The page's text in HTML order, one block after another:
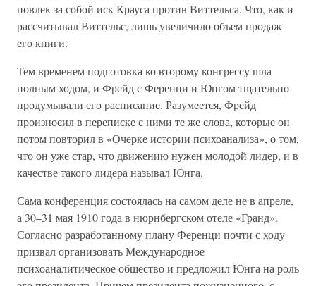
повлек за собой иск Крауса против Виттельса. Что, как и
рассчитывал Виттельс, лишь увеличило объем продаж
его книги.
Тем временем подготовка ко второму конгрессу шла
полным ходом, и Фрейд с Ференци и Юнгом тщательно
продумывали его расписание. Разумеется, Фрейд
произносил в переписке с ними те же слова, которые он
потом повторил в «Очерке истории психоанализа», о том,
что он уже стар, что движению нужен молодой лидер, и в
качестве такого лидера называл Юнга.
Сама конференция состоялась на самом деле не в апреле,
а 30–31 мая 1910 года в нюрнбергском отеле «Гранд».
Согласно разработанному плану Ференци почти с ходу
призвал организовать Международное
психоаналитическое общество и предложил Юнга на роль